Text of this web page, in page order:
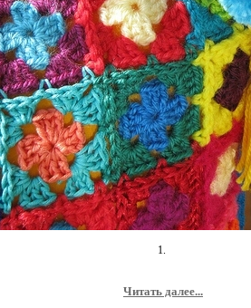
1.
Читать далее...